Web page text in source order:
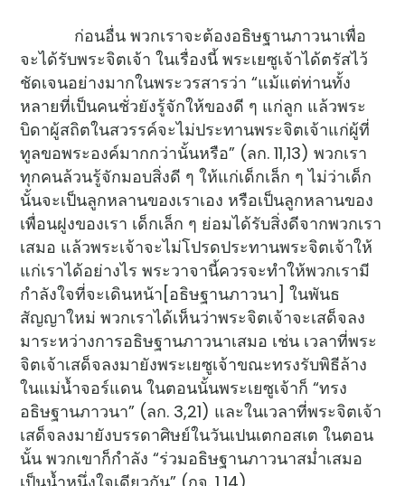
ก่อนอื่น พวกเราจะต้องอธิษฐานภาวนาเพื่อ
จะได้รับพระจิตเจ้า ในเรื่องนี้ พระเยซูเจ้าได้ตรัสไว้
ชัดเจนอย่างมากในพระวรสารว่า “แม้แต่ท่านทั้ง
หลายที่เป็นคนชั่วยังรู้จักให้ของดี ๆ แก่ลูก แล้วพระ
บิดาผู้สถิตในสวรรค์จะไม่ประทานพระจิตเจ้าแก่ผู้ที่
ทูลขอพระองค์มากกว่านั้นหรือ” (ลก. 11,13) พวกเรา
ทุกคนล้วนรู้จักมอบสิ่งดี ๆ ให้แก่เด็กเล็ก ๆ ไม่ว่าเด็ก
นั้นจะเป็นลูกหลานของเราเอง หรือเป็นลูกหลานของ
เพื่อนฝูงของเรา เด็กเล็ก ๆ ย่อมได้รับสิ่งดีจากพวกเรา
เสมอ แล้วพระเจ้าจะไม่โปรดประทานพระจิตเจ้าให้
แก่เราได้อย่างไร พระวาจานี้ควรจะทำให้พวกเรามี
กำลังใจที่จะเดินหน้า[อธิษฐานภาวนา] ในพันธ
สัญญาใหม่ พวกเราได้เห็นว่าพระจิตเจ้าจะเสด็จลง
มาระหว่างการอธิษฐานภาวนาเสมอ เช่น เวลาที่พระ
จิตเจ้าเสด็จลงมายังพระเยซูเจ้าขณะทรงรับพิธีล้าง
ในแม่น้ำจอร์แดน ในตอนนั้นพระเยซูเจ้าก็ “ทรง
อธิษฐานภาวนา” (ลก. 3,21) และในเวลาที่พระจิตเจ้า
เสด็จลงมายังบรรดาศิษย์ในวันเปนเตกอสเต ในตอน
นั้น พวกเขาก็กำลัง “ร่วมอธิษฐานภาวนาสม่ำเสมอ